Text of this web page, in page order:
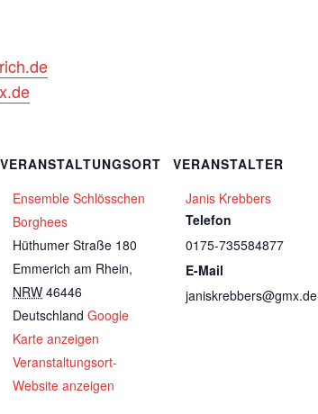
VERANSTALTUNGSORT
Ensemble Schlösschen
Borghees
Hüthumer Straße 180
Emmerich am Rhein,
NRW 46446
Deutschland Google
Karte anzeigen
Veranstaltungsort-
Website anzeigen
VERANSTALTER
Janis Krebbers
Telefon
0175-735584877
E-Mail
janiskrebbers@gmx.de